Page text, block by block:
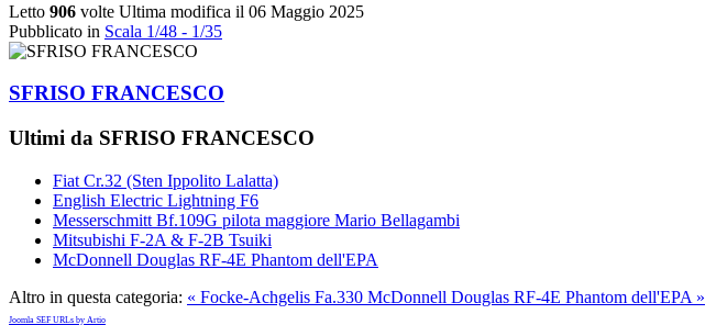
Letto 906 volte Ultima modifica il 06 Maggio 2025
Pubblicato in Scala 1/48 - 1/35
SFRISO FRANCESCO
Ultimi da SFRISO FRANCESCO
Fiat Cr.32 (Sten Ippolito Lalatta)
English Electric Lightning F6
Messerschmitt Bf.109G pilota maggiore Mario Bellagambi
Mitsubishi F-2A & F-2B Tsuiki
McDonnell Douglas RF-4E Phantom dell'EPA
Altro in questa categoria: « Focke-Achgelis Fa.330 McDonnell Douglas RF-4E Phantom dell'EPA »
Joomla SEF URLs by Artio